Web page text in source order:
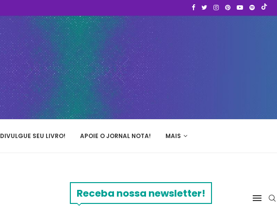
DIVULGUE SEU LIVRO! APOIE O JORNAL NOTA! MAIS
Receba nossa newsletter!